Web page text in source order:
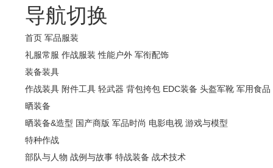
导航切换
首页 军品服装
礼服常服 作战服装 性能户外 军衔配饰
装备装具
作战装具 附件工具 轻武器 背包挎包 EDC装备 头盔军靴 军用食品
晒装备
晒装备&造型 国产商版 军品时尚 电影电视 游戏与模型
特种作战
部队与人物 战例与故事 特战装备 战术技术